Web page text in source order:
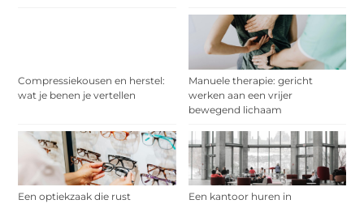
Compressiekousen en herstel:
wat je benen je vertellen
Manuele therapie: gericht
werken aan een vrijer
bewegend lichaam
Een optiekzaak die rust
Een kantoor huren in